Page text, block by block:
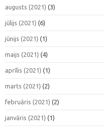
augusts (2021) (3)
jūlijs (2021) (6)
jūnijs (2021) (1)
maijs (2021) (4)
aprīlis (2021) (1)
marts (2021) (2)
februāris (2021) (2)
janvāris (2021) (1)